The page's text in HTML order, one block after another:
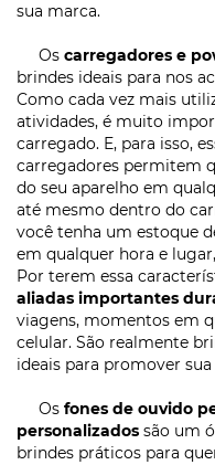
sua marca.
Os carregadores e
brindes ideais para nos
Como cada vez mais
atividades, é muito
carregado. E, para isso,
carregadores permitem
do seu aparelho em
até mesmo dentro do
você tenha um estoque
em qualquer hora e
Por terem essa
aliadas importantes
viagens, momentos em
celular. São realmente
ideais para promover
Os fones de ouvido
personalizados são um
brindes práticos para